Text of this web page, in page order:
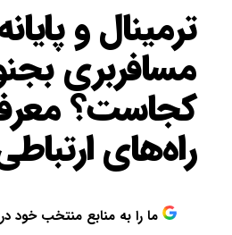
ترمینال و
مسافربری
کجاست؟
راه‌های
ما را به منابع منتخب خود